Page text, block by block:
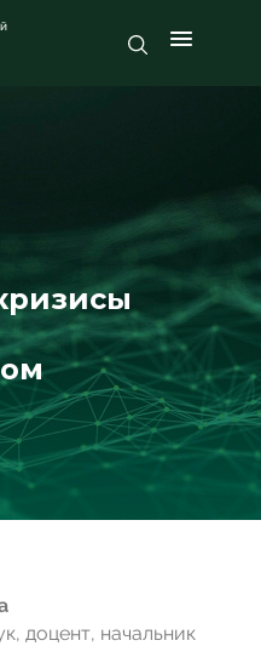
доцент, начальник